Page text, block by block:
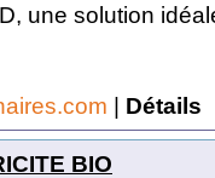
une solution
| Détails
BIO